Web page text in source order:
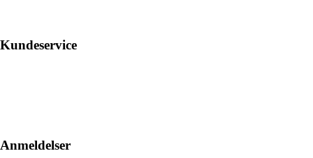
Kundeservice
Anmeldelser